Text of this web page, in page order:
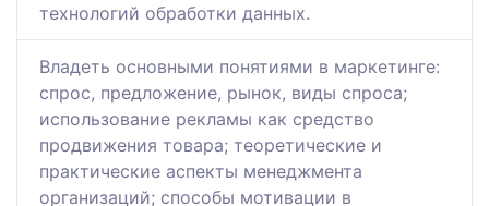
технологий обработки данных.
Владеть основными понятиями в маркетинге:
спрос, предложение, рынок, виды спроса;
использование рекламы как средство
продвижения товара; теоретические и
практические аспекты менеджмента
организаций; способы мотивации в